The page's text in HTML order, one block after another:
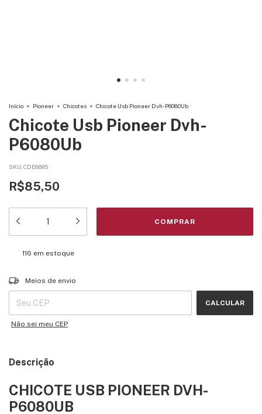
Início > Pioneer > Chicotes > Chicote Usb Pioneer Dvh-P6080Ub
Chicote Usb Pioneer Dvh-
P6080Ub
SKU: CDE8695
R$85,50
116 em estoque
Entregas para o CEP:
Meios de envio
CALCULAR
Não sei meu CEP
Descrição
CHICOTE USB PIONEER DVH-
P6080UB